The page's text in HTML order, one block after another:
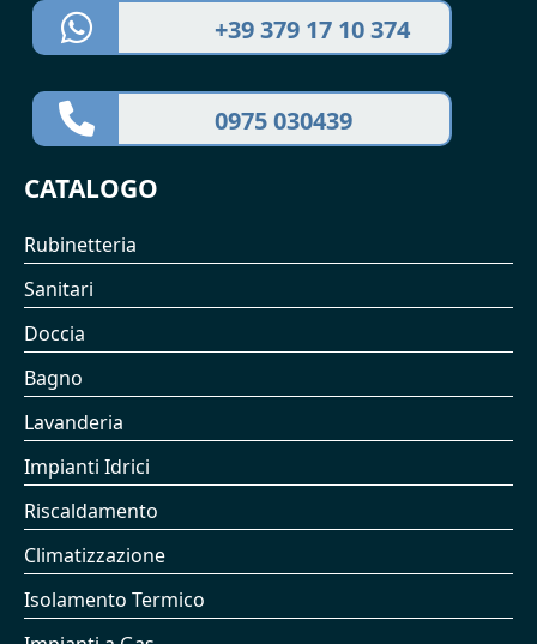
+39 379 17 10 374
0975 030439
CATALOGO
Rubinetteria
Sanitari
Doccia
Bagno
Lavanderia
Impianti Idrici
Riscaldamento
Climatizzazione
Isolamento Termico